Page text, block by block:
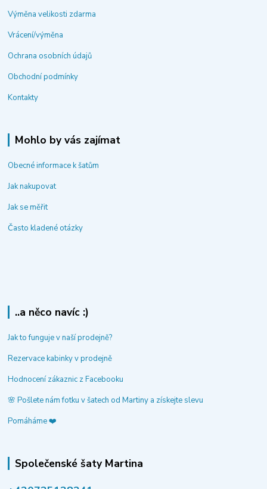
Výměna velikosti zdarma
Vrácení/výměna
Ochrana osobních údajů
Obchodní podmínky
Kontakty
Mohlo by vás zajímat
Obecné informace k šatům
Jak nakupovat
Jak se měřit
Často kladené otázky
..a něco navíc :)
Jak to funguje v naší prodejně?
Rezervace kabinky v prodejně
Hodnocení zákaznic z Facebooku
🌸 Pošlete nám fotku v šatech od Martiny a získejte slevu
Pomáháme ❤️
Společenské šaty Martina